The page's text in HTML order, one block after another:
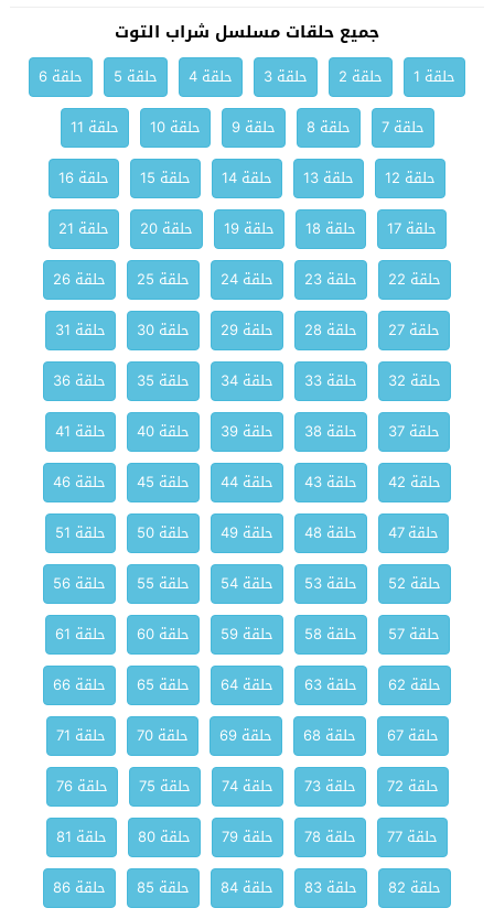
جميع حلقات مسلسل شراب التوت
حلقة 1 حلقة 2 حلقة 3 حلقة 4 حلقة 5
حلقة 6
حلقة 7
حلقة 8 حلقة 9 حلقة 10
حلقة 11
حلقة 12
حلقة 13 حلقة 14 حلقة 15
حلقة 16
حلقة 17
حلقة 18 حلقة 19 حلقة 20
حلقة 21
حلقة 22
حلقة 23 حلقة 24 حلقة 25
حلقة 26
حلقة 27
حلقة 28 حلقة 29 حلقة 30
حلقة 31
حلقة 32
حلقة 33 حلقة 34 حلقة 35
حلقة 36
حلقة 37
حلقة 38 حلقة 39 حلقة 40
حلقة 41
حلقة 42
حلقة 43 حلقة 44 حلقة 45
حلقة 46
حلقة 47
حلقة 48 حلقة 49 حلقة 50
حلقة 51
حلقة 52
حلقة 53 حلقة 54 حلقة 55
حلقة 56
حلقة 57
حلقة 58 حلقة 59 حلقة 60
حلقة 61
حلقة 62
حلقة 63 حلقة 64 حلقة 65
حلقة 66
حلقة 67
حلقة 68 حلقة 69 حلقة 70
حلقة 71
حلقة 72
حلقة 73 حلقة 74 حلقة 75
حلقة 76
حلقة 77
حلقة 78 حلقة 79 حلقة 80
حلقة 81
حلقة 82
حلقة 83 حلقة 84 حلقة 85 حلقة 86